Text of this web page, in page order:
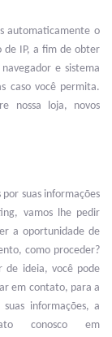
automaticamente o
de IP, a fim de obter
e sistema
caso você permita.
nossa loja, novos
suas informações
vamos lhe pedir
a oportunidade de
como proceder?
de ideia, você pode
em contato, para a
informações, a
conosco em